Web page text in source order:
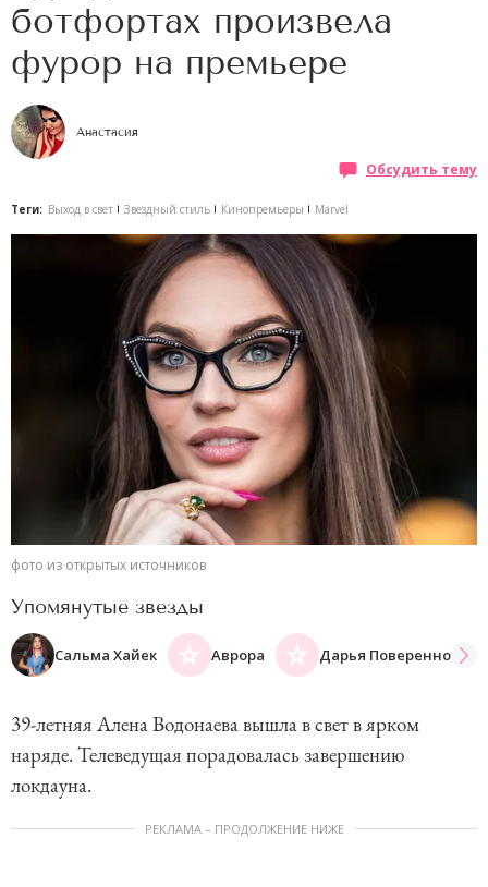
ботфортах произвела
фурор на премьере
Анастасия
Обсудить тему
Теги: Выход в свет Звездный стиль Кинопремьеры Marvel
фото из открытых источников
Упомянутые звезды
Сальма Хайек Аврора Дарья Повереннова
39-летняя Алена Водонаева вышла в свет в ярком
наряде. Телеведущая порадовалась завершению
локдауна.
РЕКЛАМА – ПРОДОЛЖЕНИЕ НИЖЕ